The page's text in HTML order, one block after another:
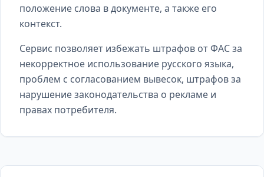
положение слова в документе, а также его
контекст.
Сервис позволяет избежать штрафов от ФАС за
некорректное использование русского языка,
проблем с согласованием вывесок, штрафов за
нарушение законодательства о рекламе и
правах потребителя.